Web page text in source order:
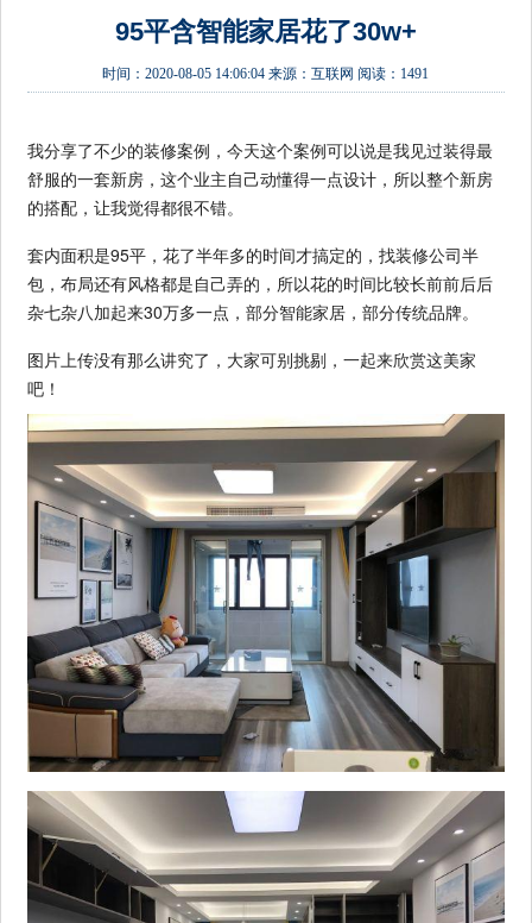
95平含智能家居花了30w+
时间：2020-08-05 14:06:04 来源：互联网 阅读：1491
我分享了不少的装修案例，今天这个案例可以说是我见过装得最
舒服的一套新房，这个业主自己动懂得一点设计，所以整个新房
的搭配，让我觉得都很不错。
套内面积是95平，花了半年多的时间才搞定的，找装修公司半
包，布局还有风格都是自己弄的，所以花的时间比较长前前后后
杂七杂八加起来30万多一点，部分智能家居，部分传统品牌。
图片上传没有那么讲究了，大家可别挑剔，一起来欣赏这美家
吧！